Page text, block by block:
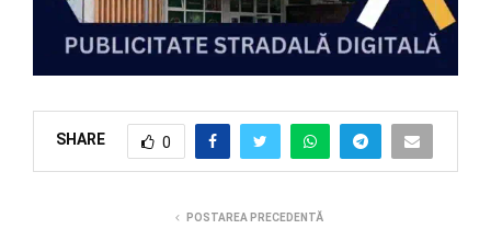
SHARE 0
POSTAREA PRECEDENTĂ